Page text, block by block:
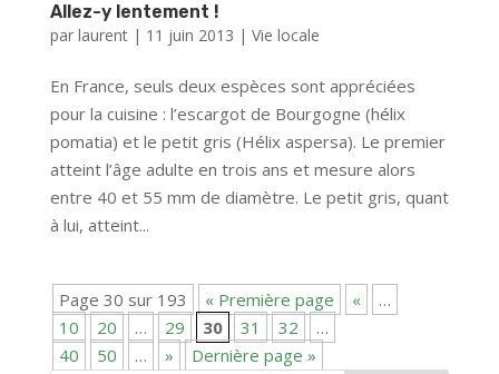
Allez-y lentement !
par laurent| 11 juin 2013 | Vie locale
En France, seuls deux espèces sont appréciées
pour la cuisine : l’escargot de Bourgogne (hélix
pomatia) et le petit gris (Hélix aspersa). Le premier
atteint l’âge adulte en trois ans et mesure alors
entre 40 et 55 mm de diamètre. Le petit gris, quant
à lui, atteint...
Page 30 sur 193 « Première page «
…
10
20 … 29 30 31 32
…
40
50 … » Dernière page »